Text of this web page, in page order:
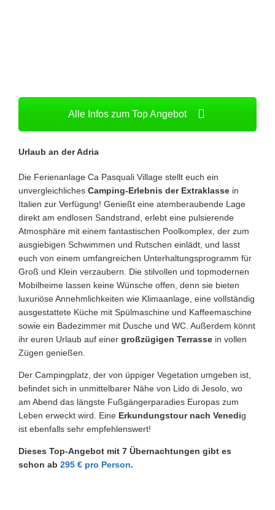
Alle Infos zum Top Angebot
Urlaub an der Adria
Die Ferienanlage Ca Pasquali Village stellt euch ein
unvergleichliches Camping-Erlebnis der Extraklasse in
Italien zur Verfügung! Genießt eine atemberaubende Lage
direkt am endlosen Sandstrand, erlebt eine pulsierende
Atmosphäre mit einem fantastischen Poolkomplex, der zum
ausgiebigen Schwimmen und Rutschen einlädt, und lasst
euch von einem umfangreichen Unterhaltungsprogramm für
Groß und Klein verzaubern. Die stilvollen und topmodernen
Mobilheime lassen keine Wünsche offen, denn sie bieten
luxuriöse Annehmlichkeiten wie Klimaanlage, eine vollständig
ausgestattete Küche mit Spülmaschine und Kaffeemaschine
sowie ein Badezimmer mit Dusche und WC. Außerdem könnt
ihr euren Urlaub auf einer großzügigen Terrasse in vollen
Zügen genießen.
Der Campingplatz, der von üppiger Vegetation umgeben ist,
befindet sich in unmittelbarer Nähe von Lido di Jesolo, wo
am Abend das längste Fußgängerparadies Europas zum
Leben erweckt wird. Eine Erkundungstour nach Venedig
ist ebenfalls sehr empfehlenswert!
Dieses Top-Angebot mit 7 Übernachtungen gibt es
schon ab 295 € pro Person.